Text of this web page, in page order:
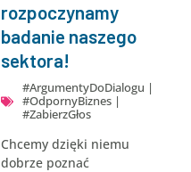
rozpoczynamy
badanie naszego
sektora!
#ArgumentyDoDialogu |
#OdpornyBiznes|
#ZabierzGłos
Chcemy dzięki niemu
dobrze poznać